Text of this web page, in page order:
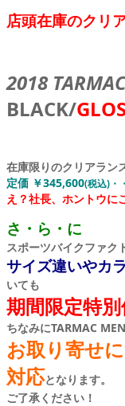
店頭在庫のクリ
2018
BLACK/
在庫限りのクリアラン
定価 ￥345,600(税込)・
え？社長、ホントウに
さ・ら・に
スポーツバイクファク
サイズ違いやカ
いても
期間限定特
ちなみにTARMAC
お取り寄せ
対応となります。
ご了承ください！